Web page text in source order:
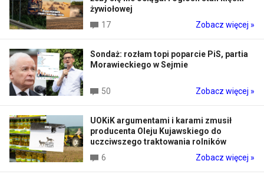
żywiołowej
17
Zobacz więcej »
Sondaż: rozłam topi poparcie PiS, partia
Morawieckiego w Sejmie
50 Zobacz więcej »
UOKiK argumentami i karami zmusił
producenta Oleju Kujawskiego do
uczciwszego traktowania rolników
6
Zobacz więcej »